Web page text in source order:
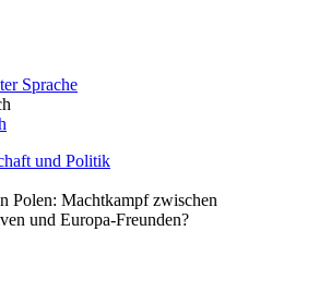
Sprache
und Politik
Polen: Machtkampf zwischen
und Europa-Freunden?